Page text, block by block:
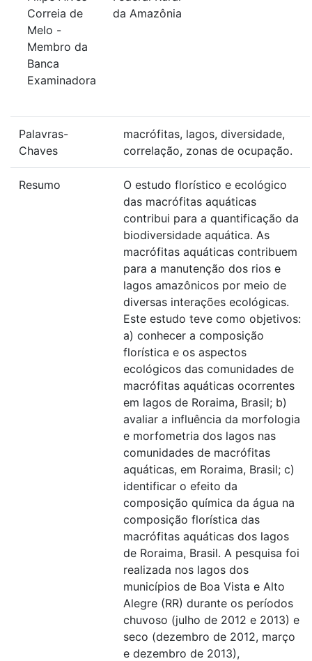
Correia de
Melo -
Membro da
Banca
Examinadora
da Amazônia
Palavras-
Chaves
macrófitas, lagos, diversidade,
correlação, zonas de ocupação.
Resumo
O estudo florístico e ecológico
das macrófitas aquáticas
contribui para a quantificação da
biodiversidade aquática. As
macrófitas aquáticas contribuem
para a manutenção dos rios e
lagos amazônicos por meio de
diversas interações ecológicas.
Este estudo teve como objetivos:
a) conhecer a composição
florística e os aspectos
ecológicos das comunidades de
macrófitas aquáticas ocorrentes
em lagos de Roraima, Brasil; b)
avaliar a influência da morfologia
e morfometria dos lagos nas
comunidades de macrófitas
aquáticas, em Roraima, Brasil; c)
identificar o efeito da
composição química da água na
composição florística das
macrófitas aquáticas dos lagos
de Roraima, Brasil. A pesquisa foi
realizada nos lagos dos
municípios de Boa Vista e Alto
Alegre (RR) durante os períodos
chuvoso (julho de 2012 e 2013) e
seco (dezembro de 2012, março
e dezembro de 2013),